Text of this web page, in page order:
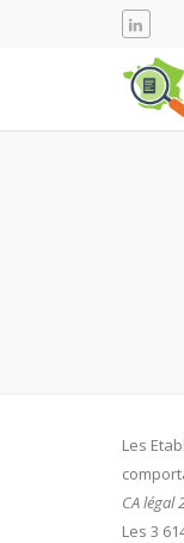
Les
CA légal
Les 3